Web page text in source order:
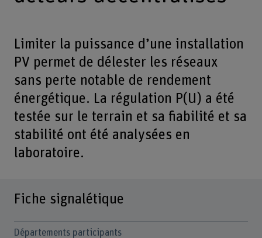
Limiter la puissance d’une installation
PV permet de délester les réseaux
sans perte notable de rendement
énergétique. La régulation P(U) a été
testée sur le terrain et sa fiabilité et sa
stabilité ont été analysées en
laboratoire.
Fiche signalétique
Départements participants